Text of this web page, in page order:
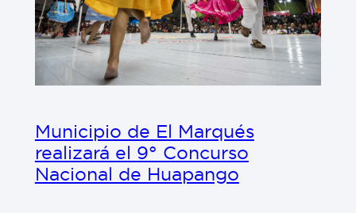
Municipio de El Marqués
realizará el 9° Concurso
Nacional de Huapango